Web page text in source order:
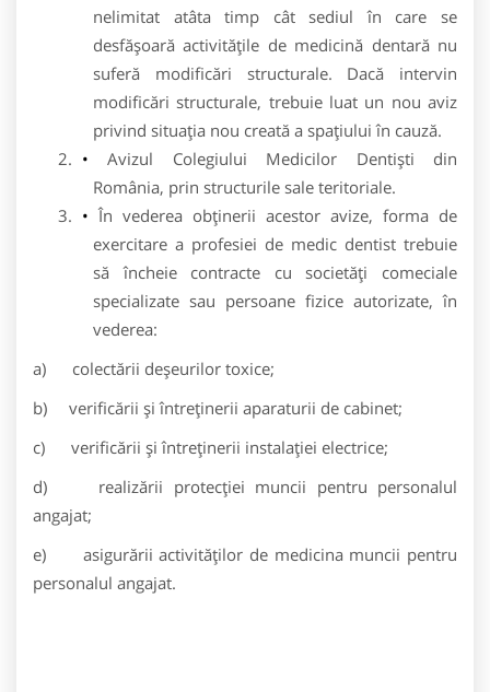
nelimitat atâta timp cât sediul în care se
desfășoară activitățile de medicină dentară nu
suferă modificări structurale. Dacă intervin
modificări structurale, trebuie luat un nou aviz
privind situaţia nou creată a spațiului în cauză.
Avizul Colegiului Medicilor Dentişti din
România, prin structurile sale teritoriale.
În vederea obţinerii acestor avize, forma de
exercitare a profesiei de medic dentist trebuie
să încheie contracte cu societăți comeciale
specializate sau persoane fizice autorizate, în
vederea:
a) colectării deşeurilor toxice;
b) verificării şi întreţinerii aparaturii de cabinet;
c) verificării şi întreţinerii instalaţiei electrice;
d) realizării protecţiei muncii pentru personalul
angajat;
e) asigurării activităților de medicina muncii pentru
personalul angajat.